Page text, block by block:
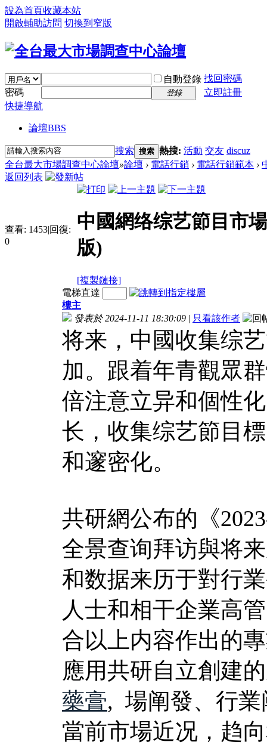
設為首頁收藏本站
開啟輔助訪問 切換到窄版
自動登錄 找回密碼
密碼
登錄
立即註冊
快捷導航
論壇BBS
搜索 搜索 熱搜: 活動 交友 discuz
全台最大市場調查中心論壇»論壇 › 電話行銷 › 電話行銷範本 ›
返回列表
查看: 1453|回復:
0
中國網络综艺節目市
版)
[複製鏈接]
電梯直達
樓主
發表於 2024-11-11 18:30:09 | 只看該作者
将来，中國收集综
加。跟着年青觀眾
倍注意立异和個性
长，收集综艺節目
和邃密化。
共研網公布的《
全景查询拜访與将
和数据来历于對行
人士和相干企業高
合以上内容作出的
應用共研自立創建
藥膏, 場阐發、行業
當前市場近况，趋